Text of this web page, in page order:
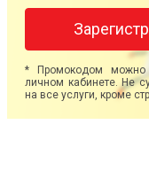
* Промокодом можно
личном кабинете. Не
на все услуги, кроме